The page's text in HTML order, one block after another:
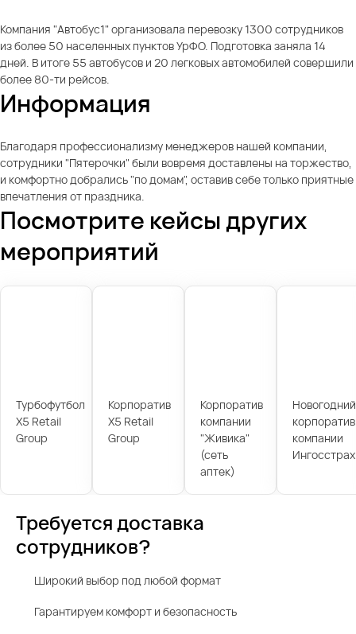
Компания "Автобус1" организовала перевозку 1300 сотрудников
из более 50 населенных пунктов УрФО. Подготовка заняла 14
дней. В итоге 55 автобусов и 20 легковых автомобилей совершили
более 80-ти рейсов.
Информация
Благодаря профессионализму менеджеров нашей компании,
сотрудники "Пятерочки" были вовремя доставлены на торжество,
и комфортно добрались "по домам", оставив себе только приятные
впечатления от праздника.
Посмотрите кейсы других
мероприятий
Турбофутбол
X5 Retail
Group
Корпоратив
X5 Retail
Group
Корпоратив
компании
"Живика"
(сеть
аптек)
Новогодний
корпоратив
компании
Ингосстрах
Требуется доставка
сотрудников?
Широкий выбор под любой формат
Гарантируем комфорт и безопасность